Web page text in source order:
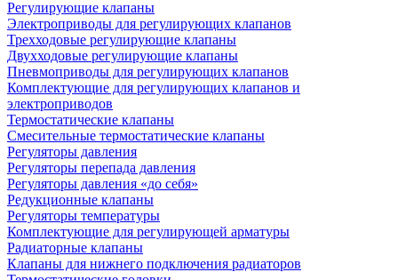
Регулирующие клапаны
Электроприводы для регулирующих клапанов
Трехходовые регулирующие клапаны
Двухходовые регулирующие клапаны
Пневмоприводы для регулирующих клапанов
Комплектующие для регулирующих клапанов и
электроприводов
Термостатические клапаны
Смесительные термостатические клапаны
Регуляторы давления
Регуляторы перепада давления
Регуляторы давления «до себя»
Редукционные клапаны
Регуляторы температуры
Комплектующие для регулирующей арматуры
Радиаторные клапаны
Клапаны для нижнего подключения радиаторов